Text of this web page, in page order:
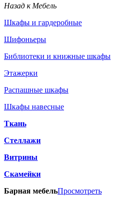
Назад к Мебель
Шкафы и гардеробные
Шифоньеры
Библиотеки и книжные шкафы
Этажерки
Распашные шкафы
Шкафы навесные
Ткань
Стеллажи
Витрины
Скамейки
Барная мебельПросмотреть